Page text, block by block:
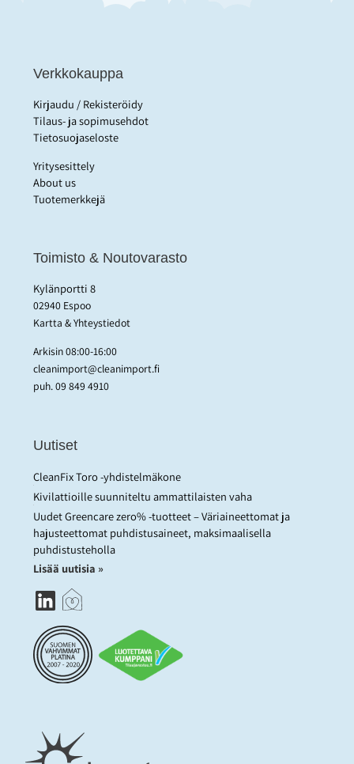
Verkkokauppa
Kirjaudu / Rekisteröidy
Tilaus- ja sopimusehdot
Tietosuojaseloste
Yritysesittely
About us
Tuotemerkkejä
Toimisto & Noutovarasto
Kylänportti 8
02940 Espoo
Kartta & Yhteystiedot
Arkisin 08:00-16:00
cleanimport@cleanimport.fi
puh.09 849 4910
Uutiset
CleanFix Toro -yhdistelmäkone
Kivilattioille suunniteltu ammattilaisten vaha
Uudet Greencare zero% -tuotteet – Väriaineettomat ja
hajusteettomat puhdistusaineet, maksimaalisella
puhdistusteholla
Lisää uutisia »